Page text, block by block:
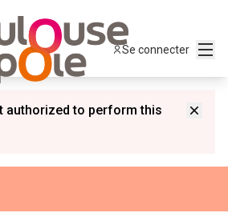
Se connecter
authorized to perform this